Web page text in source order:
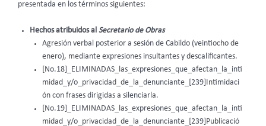
presentada en los términos siguientes:
Hechos atribuidos al Secretario de Obras
Agresión verbal posterior a sesión de Cabildo (veintiocho de
enero), mediante expresiones insultantes y descalificantes.
[No.18]_ELIMINADAS_las_expresiones_que_afectan_la_inti
midad_y/o_privacidad_de_la_denunciante_[239]Intimidaci
ón con frases dirigidas a silenciarla.
[No.19]_ELIMINADAS_las_expresiones_que_afectan_la_inti
midad_y/o_privacidad_de_la_denunciante_[239]Publicació